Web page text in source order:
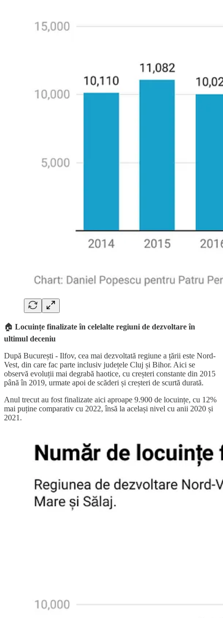
🏠 Locuințe finalizate în celelalte regiuni de dezvoltare în
ultimul deceniu
După București - Ilfov, cea mai dezvoltată regiune a țării este Nord-
Vest, din care fac parte inclusiv județele Cluj și Bihor. Aici se
observă evoluții mai degrabă haotice, cu creșteri constante din 2015
până în 2019, urmate apoi de scăderi și creșteri de scurtă durată.
Anul trecut au fost finalizate aici aproape 9.900 de locuințe, cu 12%
mai puține comparativ cu 2022, însă la același nivel cu anii 2020 și
2021.